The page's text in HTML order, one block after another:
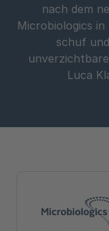
nach dem
Microbiologics
schuf
Luca